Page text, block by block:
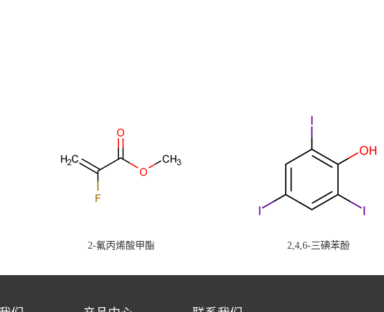
2-氟丙烯酸甲酯 2,4,6-三碘苯酚